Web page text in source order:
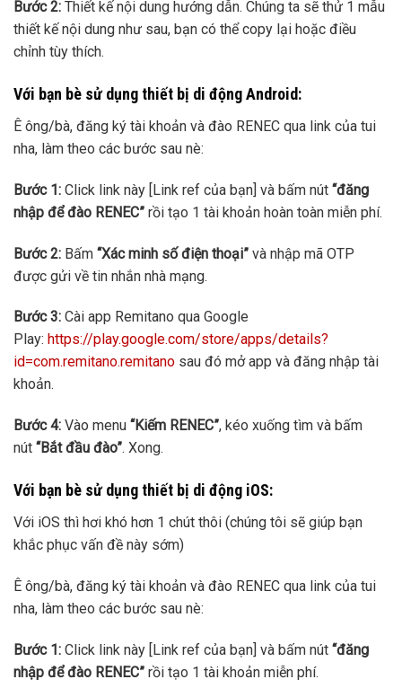
Bước 2: Thiết kế nội dung hướng dẫn. Chúng ta sẽ thử 1 mẫu
thiết kế nội dung như sau, bạn có thể copy lại hoặc điều
chỉnh tùy thích.
Với bạn bè sử dụng thiết bị di động Android:
Ê ông/bà, đăng ký tài khoản và đào RENEC qua link của tui
nha, làm theo các bước sau nè:
Bước 1: Click link này [Link ref của bạn] và bấm nút “đăng
nhập để đào RENEC” rồi tạo 1 tài khoản hoàn toàn miễn phí.
Bước 2: Bấm “Xác minh số điện thoại” và nhập mã OTP
được gửi về tin nhắn nhà mạng.
Bước 3: Cài app Remitano qua Google
Play: https://play.google.com/store/apps/details?
id=com.remitano.remitano sau đó mở app và đăng nhập tài
khoản.
Bước 4: Vào menu “Kiếm RENEC”, kéo xuống tìm và bấm
nút “Bắt đầu đào”. Xong.
Với bạn bè sử dụng thiết bị di động iOS:
Với iOS thì hơi khó hơn 1 chút thôi (chúng tôi sẽ giúp bạn
khắc phục vấn đề này sớm)
Ê ông/bà, đăng ký tài khoản và đào RENEC qua link của tui
nha, làm theo các bước sau nè:
Bước 1: Click link này [Link ref của bạn] và bấm nút “đăng
nhập để đào RENEC” rồi tạo 1 tài khoản miễn phí.